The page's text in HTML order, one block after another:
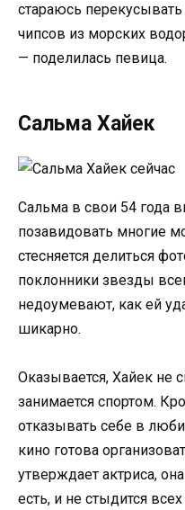
стараюсь
чипсов из морских
— поделилась певица.
Сальма Хайек
Сальма в свои 54 года
позавидовать многие
стесняется делиться
поклонники звезды
недоумевают, как ей
шикарно.
Оказывается, Хайек не
занимается спортом.
отказывать себе в
кино готова
утверждает актриса,
есть, и не стыдится